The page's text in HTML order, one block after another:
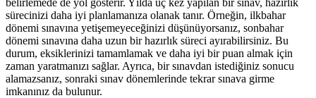
sürecinizi daha iyi planlamanıza olanak tanır. Örneğin, ilkbahar
dönemi sınavına yetişemeyeceğinizi düşünüyorsanız, sonbahar
dönemi sınavına daha uzun bir hazırlık süreci ayırabilirsiniz. Bu
durum, eksiklerinizi tamamlamak ve daha iyi bir puan almak için
zaman yaratmanızı sağlar. Ayrıca, bir sınavdan istediğiniz sonucu
alamazsanız, sonraki sınav dönemlerinde tekrar sınava girme
imkanınız da bulunur.